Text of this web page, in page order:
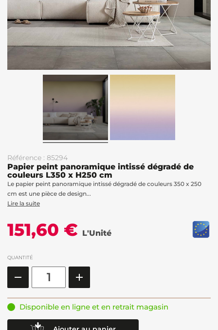
Référence : 85294
Papier peint panoramique intissé dégradé de
couleurs L350 x H250 cm
Le papier peint panoramique intissé dégradé de couleurs 350 x 250
cm est une pièce de design...
Lire la suite
151,60 € L'Unité
QUANTITÉ
Disponible en ligne et en retrait magasin